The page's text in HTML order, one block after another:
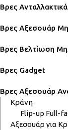
Βρες
Βρες Αξεσουάρ
Βρες Βελτίωση
Βρες Gadget
Βρες Αξεσουάρ
Κράνη
Flip-up Full-
Αξεσουάρ για